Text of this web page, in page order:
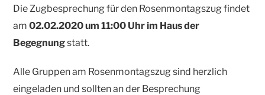
Die Zugbesprechung für den Rosenmontagszug findet
am 02.02.2020 um 11:00 Uhr im Haus der
Begegnungstatt.
Alle Gruppen am Rosenmontagszug sind herzlich
eingeladen und sollten an der Besprechung